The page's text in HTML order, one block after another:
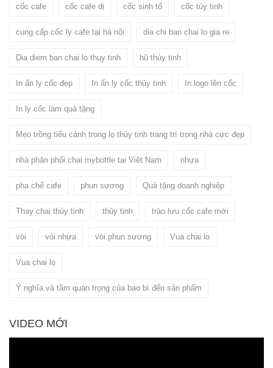
cốc cafe cốc cafe dị cốc sinh tố cốc tủy tinh
cung cấp cốc ly cafe tại hà nội dia chi ban chai lo gia re
Dia diem ban chai lo thuy tinh hũ thủy tinh
In ấn ly cốc đẹp In ấn ly cốc thủy tinh In logo lên cốc
In ly cốc làm quà tặng
Mẹo trồng tiểu cảnh trong lọ thủy tinh trang trí trong nhà cực đẹp
nhà phân phối chai mybottle tại Việt Nam nhựa
pha chế cafe phun sương Quà tặng doanh nghiệp
Thay chai thủy tinh thủy tinh trào lưu cốc cafe mới
vòi vòi nhựa vòi phun sương Vua chai lo
Vua chai lọ
Ý nghĩa và tầm quan trọng của bao bì đến sản phẩm
VIDEO MỚI